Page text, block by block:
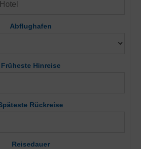
Abflughafen
Früheste Hinreise
Rückreise
Reisedauer